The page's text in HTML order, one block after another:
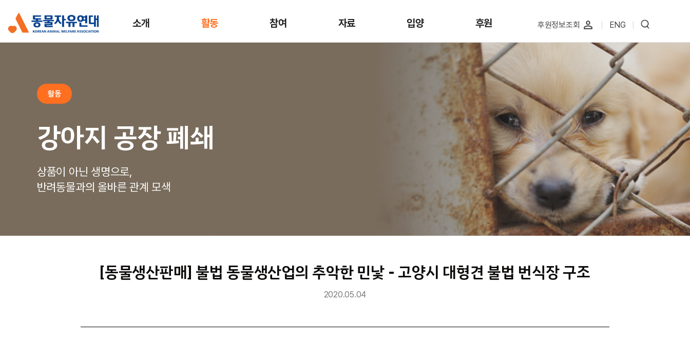
소개 활동 참여 자료 입양 후원 후원정보조회 perm_identity ENG
활동
강아지 공장 폐쇄
상품이 아닌 생명으로,
반려동물과의 올바른 관계 모색
[동물생산판매] 불법 동물생산업의 추악한 민낯 - 고양시 대형견 불법 번식장 구조
2020.05.04